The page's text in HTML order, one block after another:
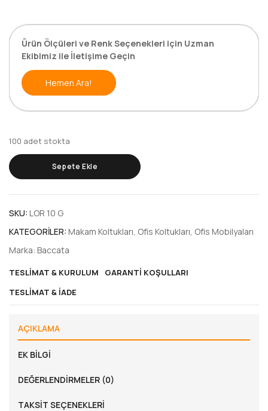
Ürün Ölçüleri ve Renk Seçenekleri için Uzman
Ekibimiz ile İletişime Geçin
Hemen Ara!
100 adet stokta
Sepete Ekle
SKU: LOR 10 G
KATEGORILER: Makam Koltukları, Ofis Koltukları, Ofis Mobilyaları
Marka: Baccata
TESLIMAT & KURULUM
GARANTI KOŞULLARI
TESLIMAT & İADE
AÇIKLAMA
EK BILGI
DEĞERLENDIRMELER (0)
TAKSIT SEÇENEKLERI